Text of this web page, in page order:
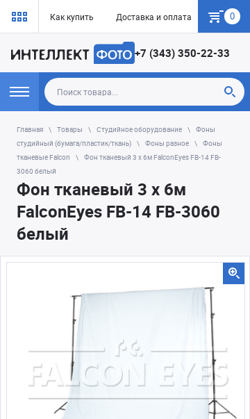
Как купить Доставка и оплата Гарантия
0
+7 (343) 350-22-33
Главная Товары Студийное оборудование
Фоны
студийный (бумага/пластик/ткань)
Фоны разное
Фоны
тканевые Falcon
Фон тканевый 3 х 6м FalconEyes FB-14 FB-
3060 белый
Фон тканевый 3 х 6м
FalconEyes FB-14 FB-3060
белый